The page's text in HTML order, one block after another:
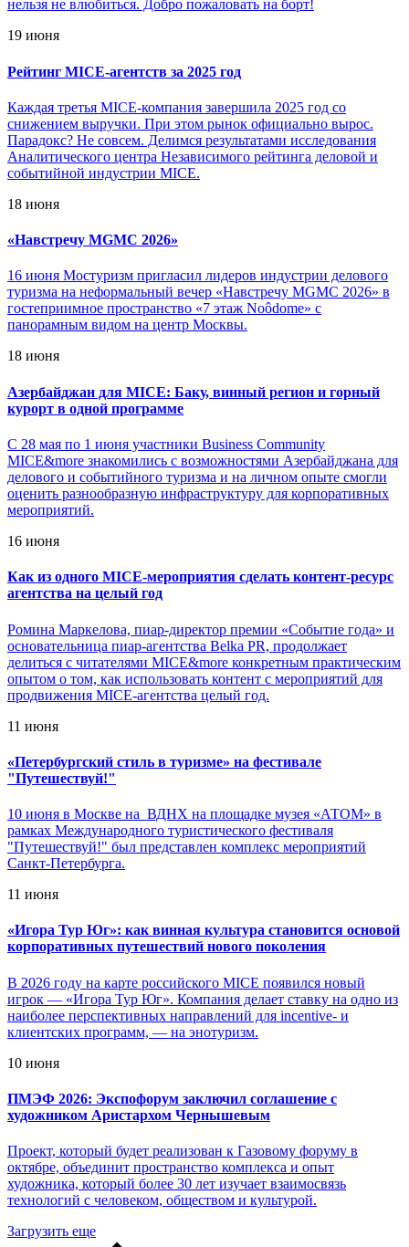
нельзя не влюбиться. Добро пожаловать на борт!
19 июня
Рейтинг MICE-агентств за 2025 год
Каждая третья MICE-компания завершила 2025 год со
снижением выручки. При этом рынок официально вырос.
Парадокс? Не совсем. Делимся результатами исследования
Аналитического центра Независимого рейтинга деловой и
событийной индустрии MICE.
18 июня
«Навстречу MGMC 2026»
16 июня Мостуризм пригласил лидеров индустрии делового
туризма на неформальный вечер «Навстречу MGMC 2026» в
гостеприимное пространство «7 этаж Noôdome» с
панорамным видом на центр Москвы.
18 июня
Азербайджан для MICE: Баку, винный регион и горный
курорт в одной программе
С 28 мая по 1 июня участники Business Community
MICE&more знакомились с возможностями Азербайджана для
делового и событийного туризма и на личном опыте смогли
оценить разнообразную инфраструктуру для корпоративных
мероприятий.
16 июня
Как из одного MICE-мероприятия сделать контент-ресурс
агентства на целый год
Ромина Маркелова, пиар-директор премии «Событие года» и
основательница пиар-агентства Belka PR, продолжает
делиться с читателями MICE&more конкретным практическим
опытом о том, как использовать контент с мероприятий для
продвижения MICE-агентства целый год.
11 июня
«Петербургский стиль в туризме» на фестивале
"Путешествуй!"
10 июня в Москве на ВДНХ на площадке музея «АТОМ» в
рамках Международного туристического фестиваля
"Путешествуй!" был представлен комплекс мероприятий
Санкт-Петербурга.
11 июня
«Игора Тур Юг»: как винная культура становится основой
корпоративных путешествий нового поколения
В 2026 году на карте российского MICE появился новый
игрок — «Игора Тур Юг». Компания делает ставку на одно из
наиболее перспективных направлений для incentive- и
клиентских программ, — на энотуризм.
10 июня
ПМЭФ 2026: Экспофорум заключил соглашение с
художником Аристархом Чернышевым
Проект, который будет реализован к Газовому форуму в
октябре, объединит пространство комплекса и опыт
художника, который более 30 лет изучает взаимосвязь
технологий с человеком, обществом и культурой.
Загрузить еще